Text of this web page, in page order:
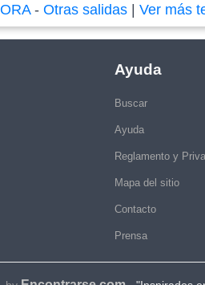
-Otras salidas |Ver más
Ayuda
Buscar
Ayuda
Reglamento y
Mapa del sitio
Contacto
Prensa